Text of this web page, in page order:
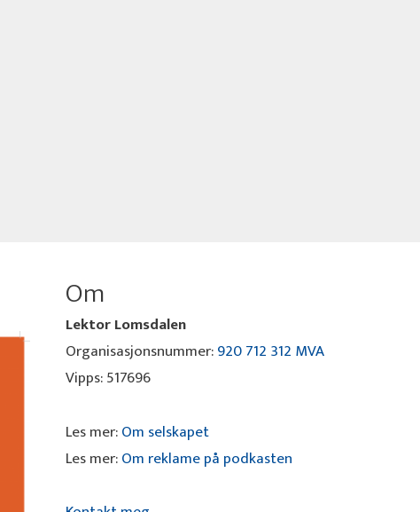
Om
Lektor Lomsdalen
Organisasjonsnummer:920 712 312 MVA
Vipps: 517696
Les mer:Om selskapet
Les mer:Om reklame på podkasten